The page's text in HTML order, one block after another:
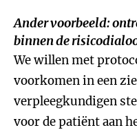
Ander voorbeeld:
binnen de
We willen met
voorkomen in een
verpleegkundigen
voor de patiënt aan